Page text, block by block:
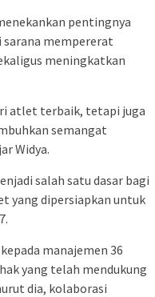
pentingnya
sarana mempererat
meningkatkan
atlet terbaik, tetapi juga
semangat
Widya.
salah satu dasar bagi
yang dipersiapkan untuk
manajemen 36
yang telah mendukung
dia, kolaborasi